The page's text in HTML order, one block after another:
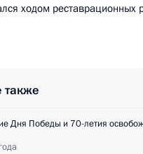
ходом реставрационных
также
Дня Победы и 70-летия